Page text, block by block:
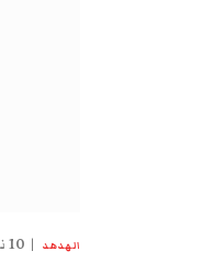
الهدهد 10 نوفمبر، 2025